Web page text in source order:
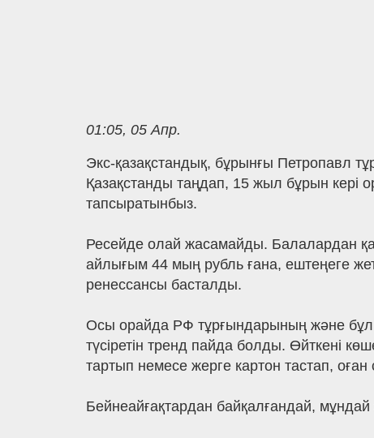
01:05, 05 Апр.
Экс-қазақстандық, бұрынғы Петропавл
Қазақстанды таңдап, 15 жыл бұрын кері
тапсыратынбыз.
Ресейде олай жасамайды. Балалардан
айлығым 44 мың рубль ғана, ештеңеге
ренессансы басталды.
Осы орайда РФ тұрғындарының және бұл
түсіретін тренд пайда болды. Өйткені
тартып немесе жерге картон тастап, оған
Бейнеайғақтардан байқалғандай,